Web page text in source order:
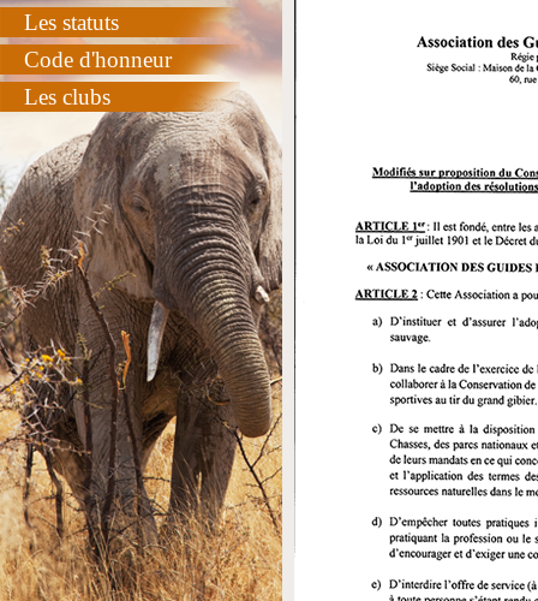
Les statuts
Code d'honneur
Les clubs